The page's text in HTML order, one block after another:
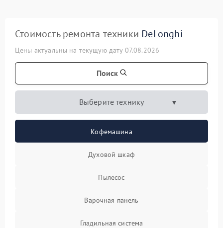
Стоимость ремонта техники DeLonghi
Цены актуальны на текущую дату 07.08.2026
Поиск
Выберите технику
Кофемашина
Духовой шкаф
Пылесос
Варочная панель
Гладильная система